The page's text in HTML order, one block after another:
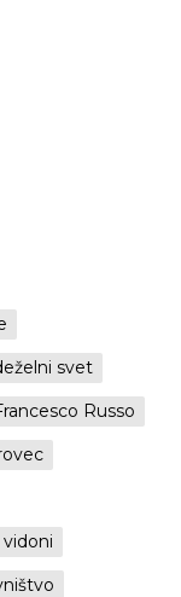
svet
Russo